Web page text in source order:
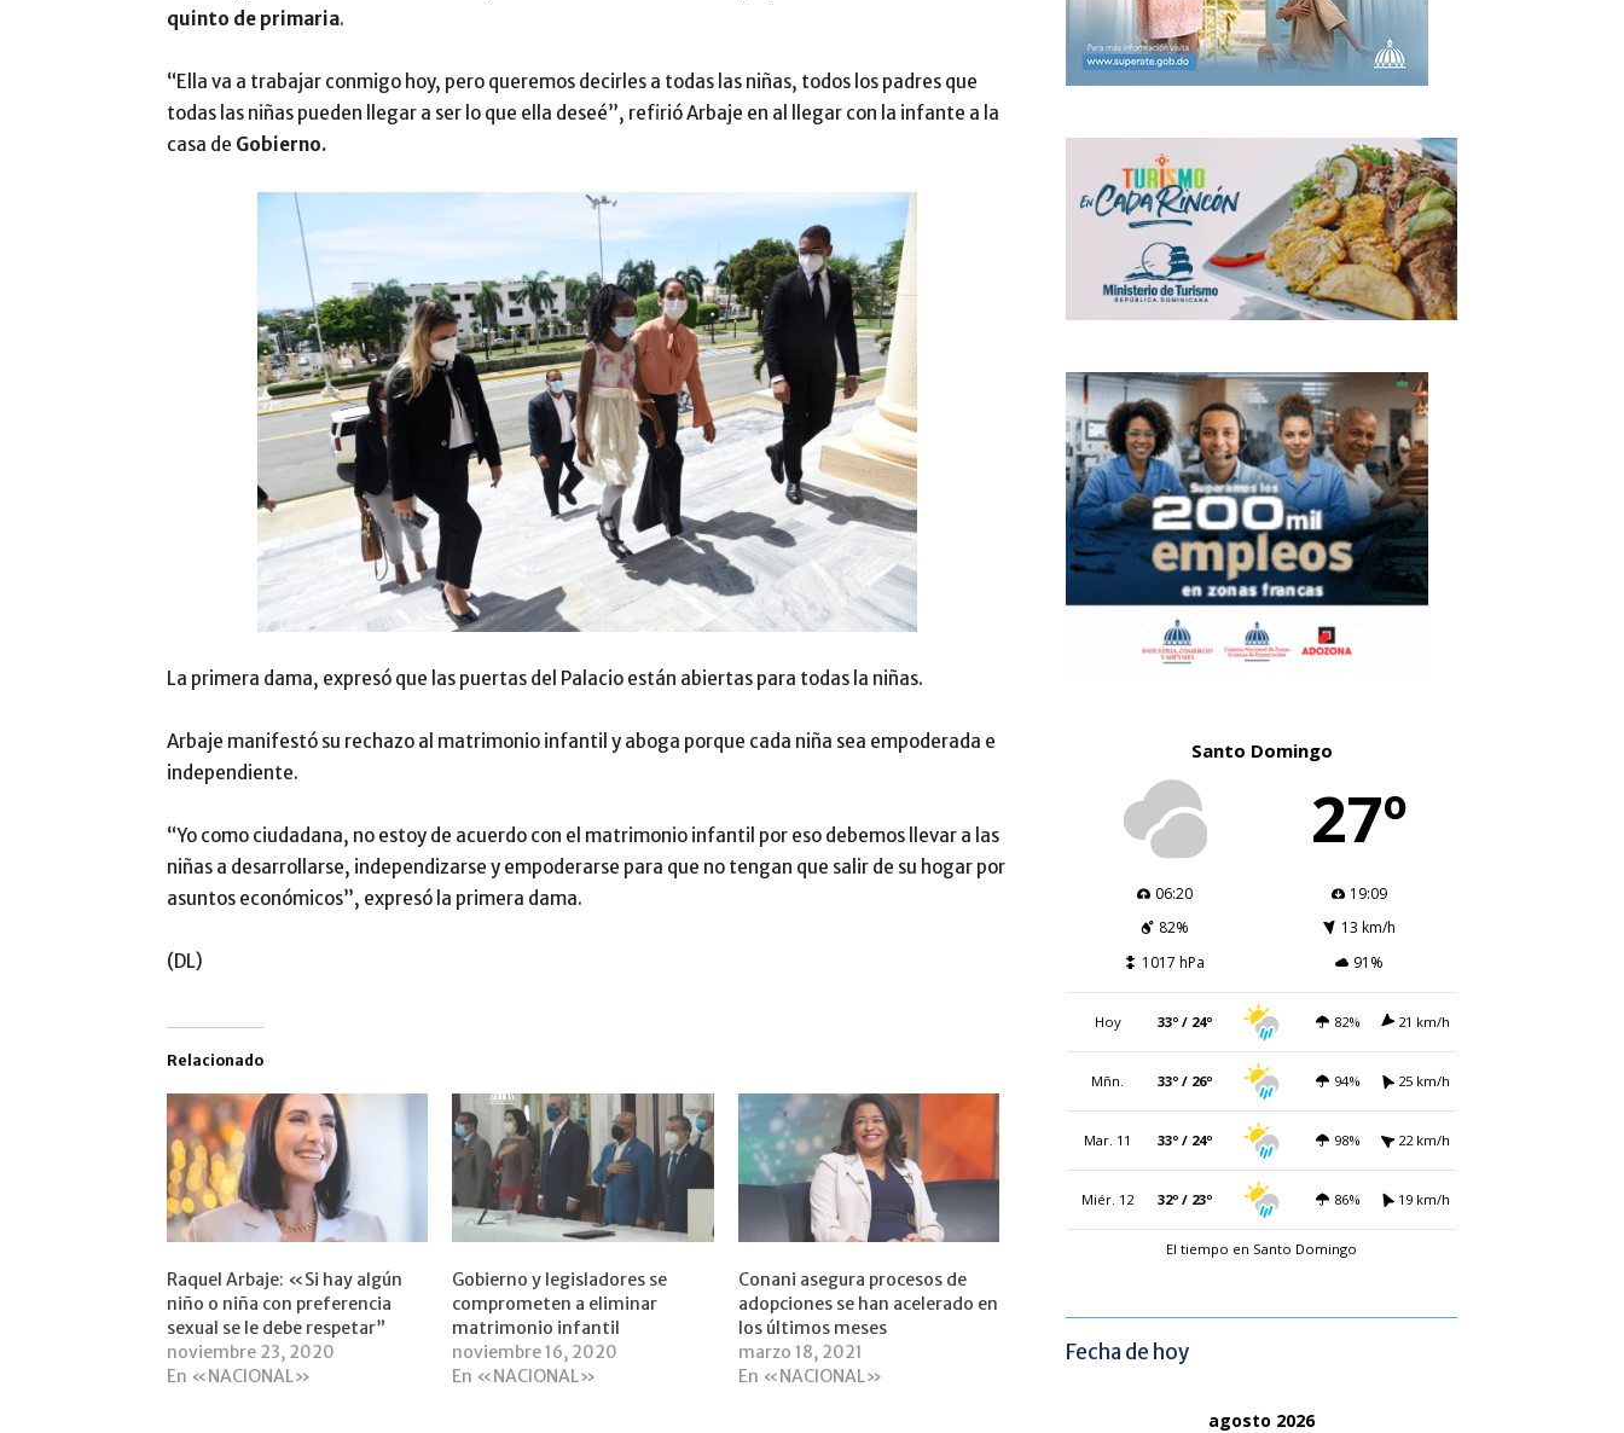
quinto de primaria.
“Ella va a trabajar conmigo hoy, pero queremos decirles a todas las niñas, todos los padres que
todas las niñas pueden llegar a ser lo que ella deseé”, refirió Arbaje en al llegar con la infante a la
casa de Gobierno.
La primera dama, expresó que las puertas del Palacio están abiertas para todas la niñas.
Arbaje manifestó su rechazo al matrimonio infantil y aboga porque cada niña sea empoderada e
independiente.
“Yo como ciudadana, no estoy de acuerdo con el matrimonio infantil por eso debemos llevar a las
niñas a desarrollarse, independizarse y empoderarse para que no tengan que salir de su hogar por
asuntos económicos”, expresó la primera dama.
(DL)
Relacionado
Raquel Arbaje: «Si hay algún
niño o niña con preferencia
sexual se le debe respetar”
noviembre 23, 2020
En «NACIONAL»
Gobierno y legisladores se
comprometen a eliminar
matrimonio infantil
noviembre 16, 2020
En «NACIONAL»
Conani asegura procesos de
adopciones se han acelerado en
los últimos meses
marzo 18, 2021
En «NACIONAL»
Santo Domingo
27º
06:20
19:09
82%
13 km/h
1017 hPa
91%
Hoy 33º / 24º 82% 21 km/h
Mñn. 33º / 26º 94% 25 km/h
Mar. 11 33º / 24º 98% 22 km/h
Miér. 12 32º / 23º 86% 19 km/h
El tiempo en Santo Domingo
Fecha de hoy
agosto 2026